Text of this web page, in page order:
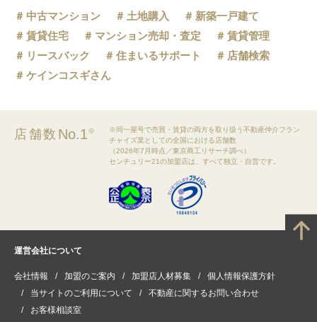
中古マンション
土地購入
新築一戸建て
賃貸住宅
マンション売却・査定
賃貸管理
リースバック
住まいるサポート
店舗検索
ケインコスギさん
店舗数 No.1※
※同一屋号で売買・賃貸の両方を取り扱う不動産仲介フラン
チャイズ業としての全国における店舗数
（2026年7月時点／東京商工リサーチ調べ）
センチュリー21の加盟店は、すべて独立・自営です。
運営会社について
会社情報 加盟のご案内 加盟店人材募集
個人情報保護方針
当サイトのご利用について
不動産に関するお問い合わせ
お客様相談室